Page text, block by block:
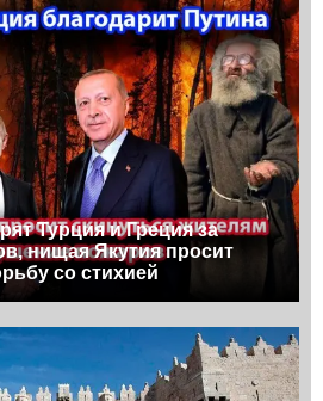
Турция и Греция за
нищая Якутия просит
со стихией